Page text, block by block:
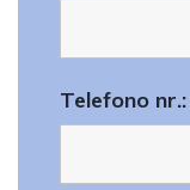
Telefono nr.: